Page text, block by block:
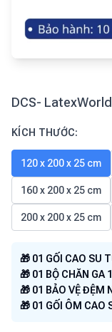
DCS-
KÍCH THƯỚC:
120 x 200 x 25 cm
160 x 200 x 25 cm
200 x 200 x 25 cm
🎁 01 GỐI CAO SU
🎁 01 BỘ CHĂN GA
🎁 01 BẢO VỆ ĐỆM
🎁 01 GỐI ÔM CAO